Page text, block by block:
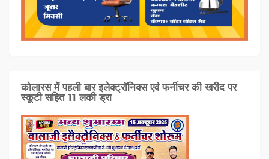
कोलारस में पहली बार इलेक्ट्रॉनिक्स एवं फर्नीचर की खरीद पर
स्कूटी सहित 11 लकी ड्रा